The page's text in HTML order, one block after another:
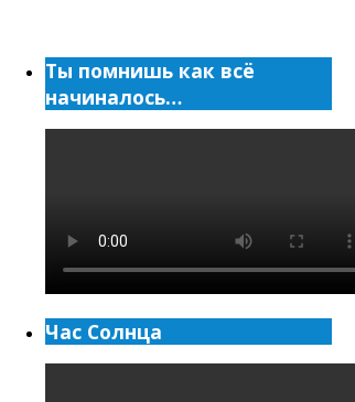
Ты помнишь как всё
начиналось…
Час Солнца